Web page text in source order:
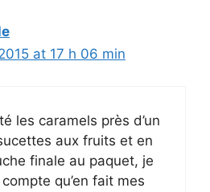
at 17 h 06 min
les caramels près d’un
aux fruits et en
finale au paquet, je
qu’en fait mes